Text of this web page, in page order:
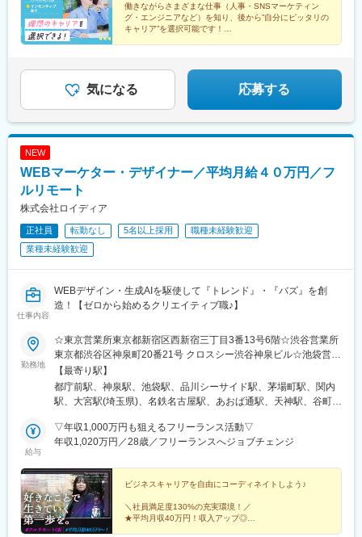
働きながらさまざまな仕事（人事・SNSマーケティン
グ・エンジニアなど）を知り、後から”自分にピッタリの
キャリア”を選択可能です！
気になる 応募する
NEW
WEBマーケター・デザイナー／平均月給４０万円／フ
ルリモート
株式会社ロイディア
正社員 転勤なし 5名以上採用
職種未経験歓迎
業種未経験歓迎
仕事内容
WEBデザイン・生成AIを駆使して『トレンド』・『バズ』を創
造！【ゼロから始めるクリエイティブ職♪】
勤務地
☆東京営業所東京都新宿区西新宿三丁目3番13号6階☆渋谷営業所
東京都渋谷区神泉町20番21号 クロスシー渋谷神泉ビル☆池袋営業
所東京都豊島区西池袋2-36-10 ACN池袋ビル5F☆品川スタジオ東
京都品川区東品川4-12-6 品川シーサイドキャナルタワー4F☆日本
橋スタジオ東京都中央区日本橋茅場町2-8-1 BRICK GATE 茅場町
濱関内3F☆埼玉営業所埼玉県さいたま市大宮区桜木町1-378☆名
古屋営業所愛知県名古屋市中村区名駅南1-11-12 Kinjiro名駅
イナHDビル谷町5F☆仙台営業所宮城県仙台市青葉区中央2-2-30
日興ビル3F☆福岡営業所福岡県福岡市中央区天神4-6-28 いちご天
神ノースビル7F☆沖縄スタジオ沖縄県那覇市久茂地3丁目26-32
YSCビル2F☆札幌スタジオ北海道札幌市北区北10条西3-23-1 THE
PEAK SAPPORO1F
【最寄り駅】
都庁前駅、神泉駅、池袋駅、品川シーサイド駅、茅場町駅、関内
駅、大宮駅(埼玉県)、名鉄名古屋駅、あおば通駅、天神駅、谷町四
駅、青物横丁駅、日本橋駅(東京都)、馬車道駅、国際センター駅、
広瀬通駅、西鉄福岡駅、谷町六丁目駅、県庁前駅(沖縄県)、札幌
台駅(地下鉄)、中洲川端駅、松屋町駅、北１３条東駅
給与
▽年収1,000万円も狙えるフリーランス活動▽
年収1,020万円／28歳／フリーランスへジョブチェンジ
ビジネスキャリアを自由にコーディネイトしよう♪
＼社員満足度130%の充実環境！／
★平均月収40万円！収入アップ◎